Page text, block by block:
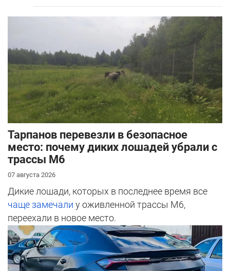
Тарпанов перевезли в безопасное
место: почему диких лошадей убрали с
трассы М6
07 августа 2026
Дикие лошади, которых в последнее время все
чаще замечали у оживленной трассы М6,
переехали в новое место.